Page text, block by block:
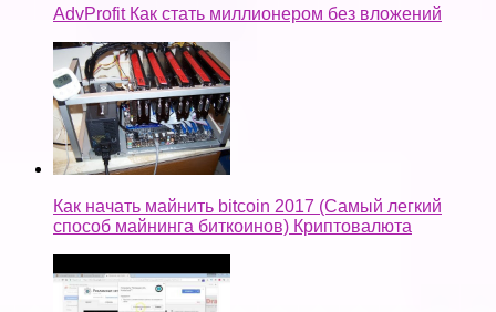
AdvProfit Как стать миллионером без вложений
Как начать майнить bitcoin 2017 (Самый легкий
способ майнинга биткоинов) Криптовалюта